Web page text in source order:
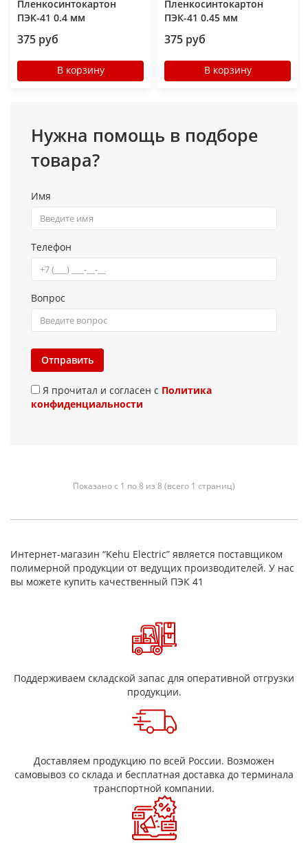
Пленкосинтокартон
ПЭК-41 0.4 мм
375 руб
В корзину
Пленкосинтокартон
ПЭК-41 0.45 мм
375 руб
В корзину
Нужна помощь в подборе
товара?
Имя
Телефон
Вопрос
Отправить
Я прочитал и согласен с Политика
конфиденциальности
Показано с 1 по 8 из 8 (всего 1 страниц)
Интернет-магазин “Kehu Electric” является поставщиком
полимерной продукции от ведущих производителей. У нас
вы можете купить качественный ПЭК 41
Поддерживаем складской запас для оперативной отгрузки
продукции.
Доставляем продукцию по всей России. Возможен
самовывоз со склада и бесплатная доставка до терминала
транспортной компании.